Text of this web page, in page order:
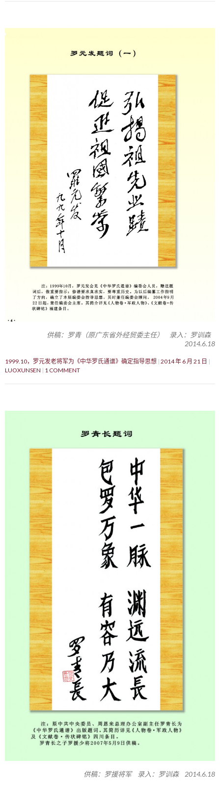
供稿：罗青（原广东省外经贸委主任） 录入：罗训森
2014.6.18
1999.10，罗元发老将军为《中华罗氏通谱》确定指导思想 2014 年 6 月 21 日
LUOXUNSEN
1 COMMENT
供稿：罗援将军 录入：罗训森 2014.6.18